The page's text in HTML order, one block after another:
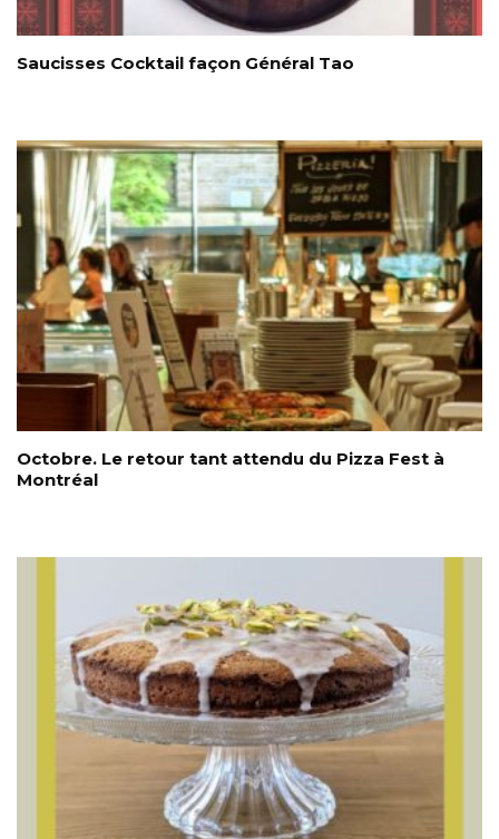
Saucisses Cocktail façon Général Tao
Octobre. Le retour tant attendu du Pizza Fest à
Montréal